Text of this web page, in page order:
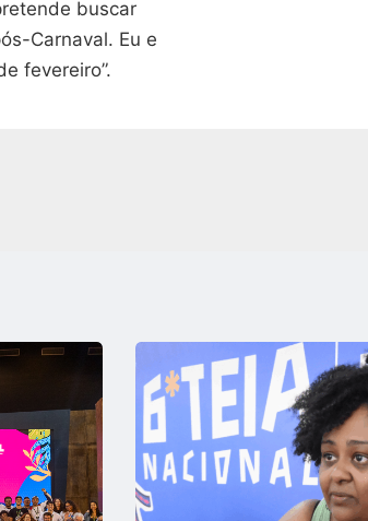
buscar
Carnaval. Eu e
fevereiro”.